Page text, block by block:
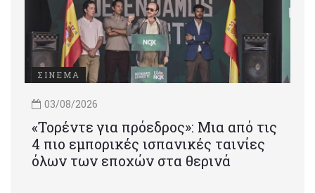
ΣΙΝΕΜΑ
03/08/2026
«Τορέντε για πρόεδρος»: Mια από τις
4 πιο εμπορικές ισπανικές ταινίες
όλων των εποχών στα θερινά